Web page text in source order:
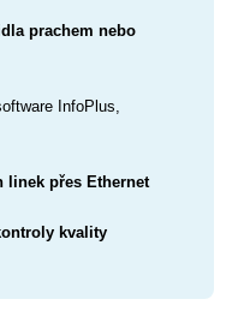
prachem nebo
InfoPlus,
linek přes Ethernet
kvality